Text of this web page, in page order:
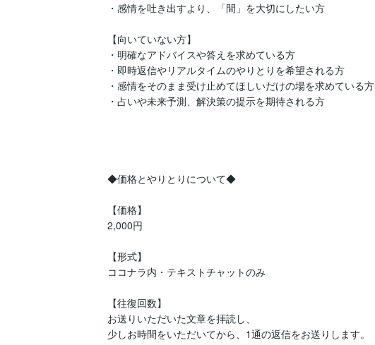
・感情を吐き出すより、「間」を大切にしたい方
【向いていない方】
・明確なアドバイスや答えを求めている方
・即時返信やリアルタイムのやりとりを希望される方
・感情をそのまま受け止めてほしいだけの場を求めている方
・占いや未来予測、解決策の提示を期待される方
◆価格とやりとりについて◆
【価格】
2,000円
【形式】
ココナラ内・テキストチャットのみ
【往復回数】
お送りいただいた文章を拝読し、
少しお時間をいただいてから、1通の返信をお送りします。